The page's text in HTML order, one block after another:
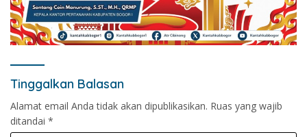
Tinggalkan Balasan
Alamat email Anda tidak akan dipublikasikan. Ruas yang wajib
ditandai *